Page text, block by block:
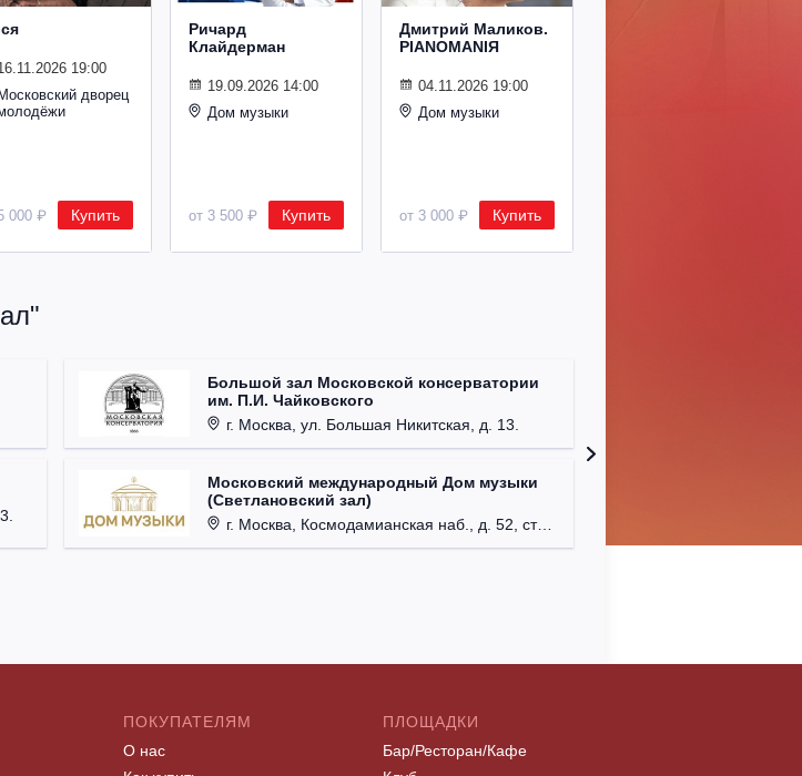
19:00
Московский дворец
000 ₽ Купить
Ричард
Клайдерман
19.09.2026 14:00
Дом музыки
от 3 500 ₽ Купить
Дмитрий Маликов.
PIANOMANIЯ
04.11.2026 19:00
Дом музыки
от 3 000 ₽ Купить
Большой зал Московской консерватории
им. П.И. Чайковского
г. Москва, ул. Большая Никитская, д. 13.
Московский международный Дом музыки
(Светлановский зал)
г. Москва, Космодамианская наб., д. 52, стр. 8.
ПОКУПАТЕЛЯМ
О нас
ПЛОЩАДКИ
Бар/Ресторан/Кафе